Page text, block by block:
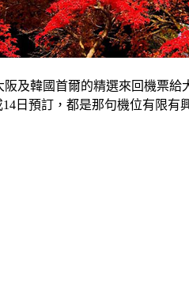
韓國首爾的精選來回機票給
日預訂，都是那句機位有限有